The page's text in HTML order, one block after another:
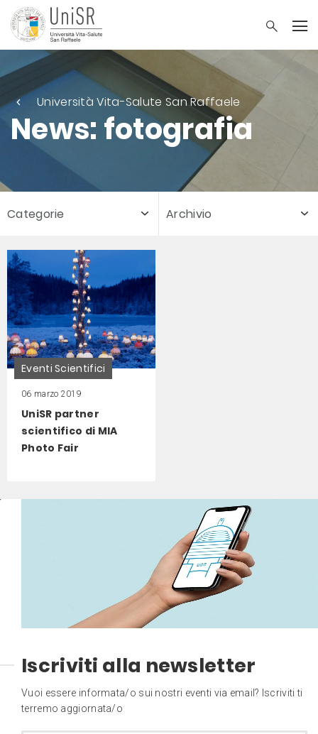
Università Vita-Salute San Raffaele
News: fotografia
Categorie Archivio
Eventi Scientifici
06 marzo 2019
UniSR partner
scientifico di MIA
Photo Fair
Iscriviti alla newsletter
Vuoi essere informata/o sui nostri eventi via email? Iscriviti ti
terremo aggiornata/o